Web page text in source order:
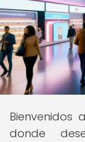
Bienvenidos a
donde